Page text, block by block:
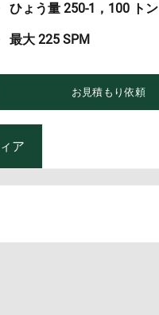
ひょう量 250-1，100 トン
最大 225 SPM
お見積もり依頼
ア